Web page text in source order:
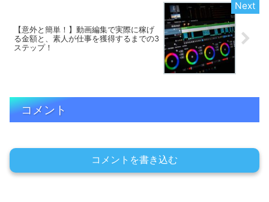
【意外と簡単！】動画編集で実際に稼げ
る金額と、素人が仕事を獲得するまでの3
ステップ！
コメント
コメントを書き込む